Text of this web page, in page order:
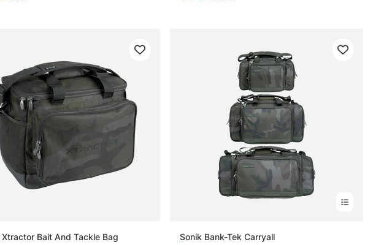
Xtractor Bait And Tackle Bag Sonik Bank-Tek Carryall